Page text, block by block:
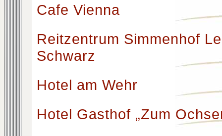
Cafe Vienna
Reitzentrum Simmenhof
Schwarz
Hotel am Wehr
Hotel Gasthof „Zum